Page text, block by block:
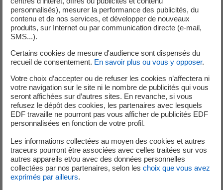
Nous développons des solutions innovantes pour
remplacer au quotidien les énergies fossiles par une
solutions permettent de gagner en performance et en
énergétique et de réduire massivement les émissions de
CO2.
personnalisés), mesurer la performance des publicités, du
contenu et de nos services, et développer de nouveaux
produits, sur Internet ou par communication directe (e-mail,
SMS...).
Certains cookies de mesure d'audience sont dispensés du
recueil de consentement. En savoir plus ou vous y opposer.
Votre choix d’accepter ou de refuser les cookies n’affectera ni
votre navigation sur le site ni le nombre de publicités qui vous
seront affichées sur d’autres sites. En revanche, si vous
refusez le dépôt des cookies, les partenaires avec lesquels
EDF travaille ne pourront pas vous afficher de publicités EDF
personnalisées en fonction de votre profil.
Les informations collectées au moyen des cookies et autres
traceurs pourront être associées avec celles traitées sur vos
autres appareils et/ou avec des données personnelles
collectées par nos partenaires, selon les choix que vous avez
exprimés par ailleurs.